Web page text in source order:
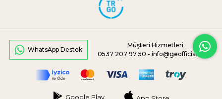
WhatsApp Destek
Müşteri Hizmetleri
0537 207 97 50 -info@geofficial.com
Google Play